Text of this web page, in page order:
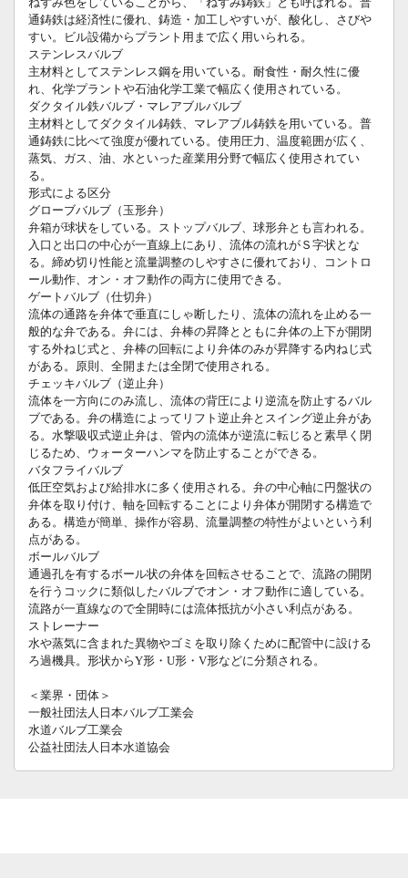
ねずみ色をしていることから、「ねずみ鋳鉄」とも呼ばれる。普
通鋳鉄は経済性に優れ、鋳造・加工しやすいが、酸化し、さびや
すい。ビル設備からプラント用まで広く用いられる。
ステンレスバルブ
主材料としてステンレス鋼を用いている。耐食性・耐久性に優
れ、化学プラントや石油化学工業で幅広く使用されている。
ダクタイル鉄バルブ・マレアブルバルブ
主材料としてダクタイル鋳鉄、マレアブル鋳鉄を用いている。普
通鋳鉄に比べて強度が優れている。使用圧力、温度範囲が広く、
蒸気、ガス、油、水といった産業用分野で幅広く使用されてい
る。
形式による区分
グローブバルブ（玉形弁）
弁箱が球状をしている。ストップバルブ、球形弁とも言われる。
入口と出口の中心が一直線上にあり、流体の流れがＳ字状とな
る。締め切り性能と流量調整のしやすさに優れており、コントロ
ール動作、オン・オフ動作の両方に使用できる。
ゲートバルブ（仕切弁）
流体の通路を弁体で垂直にしゃ断したり、流体の流れを止める一
般的な弁である。弁には、弁棒の昇降とともに弁体の上下が開閉
する外ねじ式と、弁棒の回転により弁体のみが昇降する内ねじ式
がある。原則、全開または全閉で使用される。
チェッキバルブ（逆止弁）
流体を一方向にのみ流し、流体の背圧により逆流を防止するバル
ブである。弁の構造によってリフト逆止弁とスイング逆止弁があ
る。水撃吸収式逆止弁は、管内の流体が逆流に転じると素早く閉
じるため、ウォーターハンマを防止することができる。
バタフライバルブ
低圧空気および給排水に多く使用される。弁の中心軸に円盤状の
弁体を取り付け、軸を回転することにより弁体が開閉する構造で
ある。構造が簡単、操作が容易、流量調整の特性がよいという利
点がある。
ボールバルブ
通過孔を有するボール状の弁体を回転させることで、流路の開閉
を行うコックに類似したバルブでオン・オフ動作に適している。
流路が一直線なので全開時には流体抵抗が小さい利点がある。
ストレーナー
水や蒸気に含まれた異物やゴミを取り除くために配管中に設ける
ろ過機具。形状からY形・U形・V形などに分類される。
＜業界・団体＞
一般社団法人日本バルブ工業会
水道バルブ工業会
公益社団法人日本水道協会